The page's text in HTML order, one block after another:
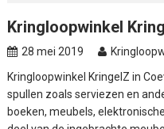
Kringloopwinkel
28 mei 2019
Kringloopwinkel KringelZ in
spullen zoals serviezen en
boeken, meubels,